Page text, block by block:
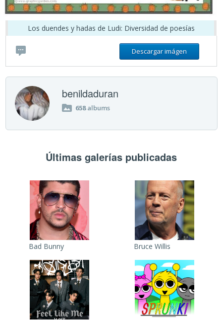
Los duendes y hadas de Ludi: Diversidad de poesías
Descargar imágen
benildaduran
658albums
Últimas galerías publicadas
Bad Bunny Bruce Willis